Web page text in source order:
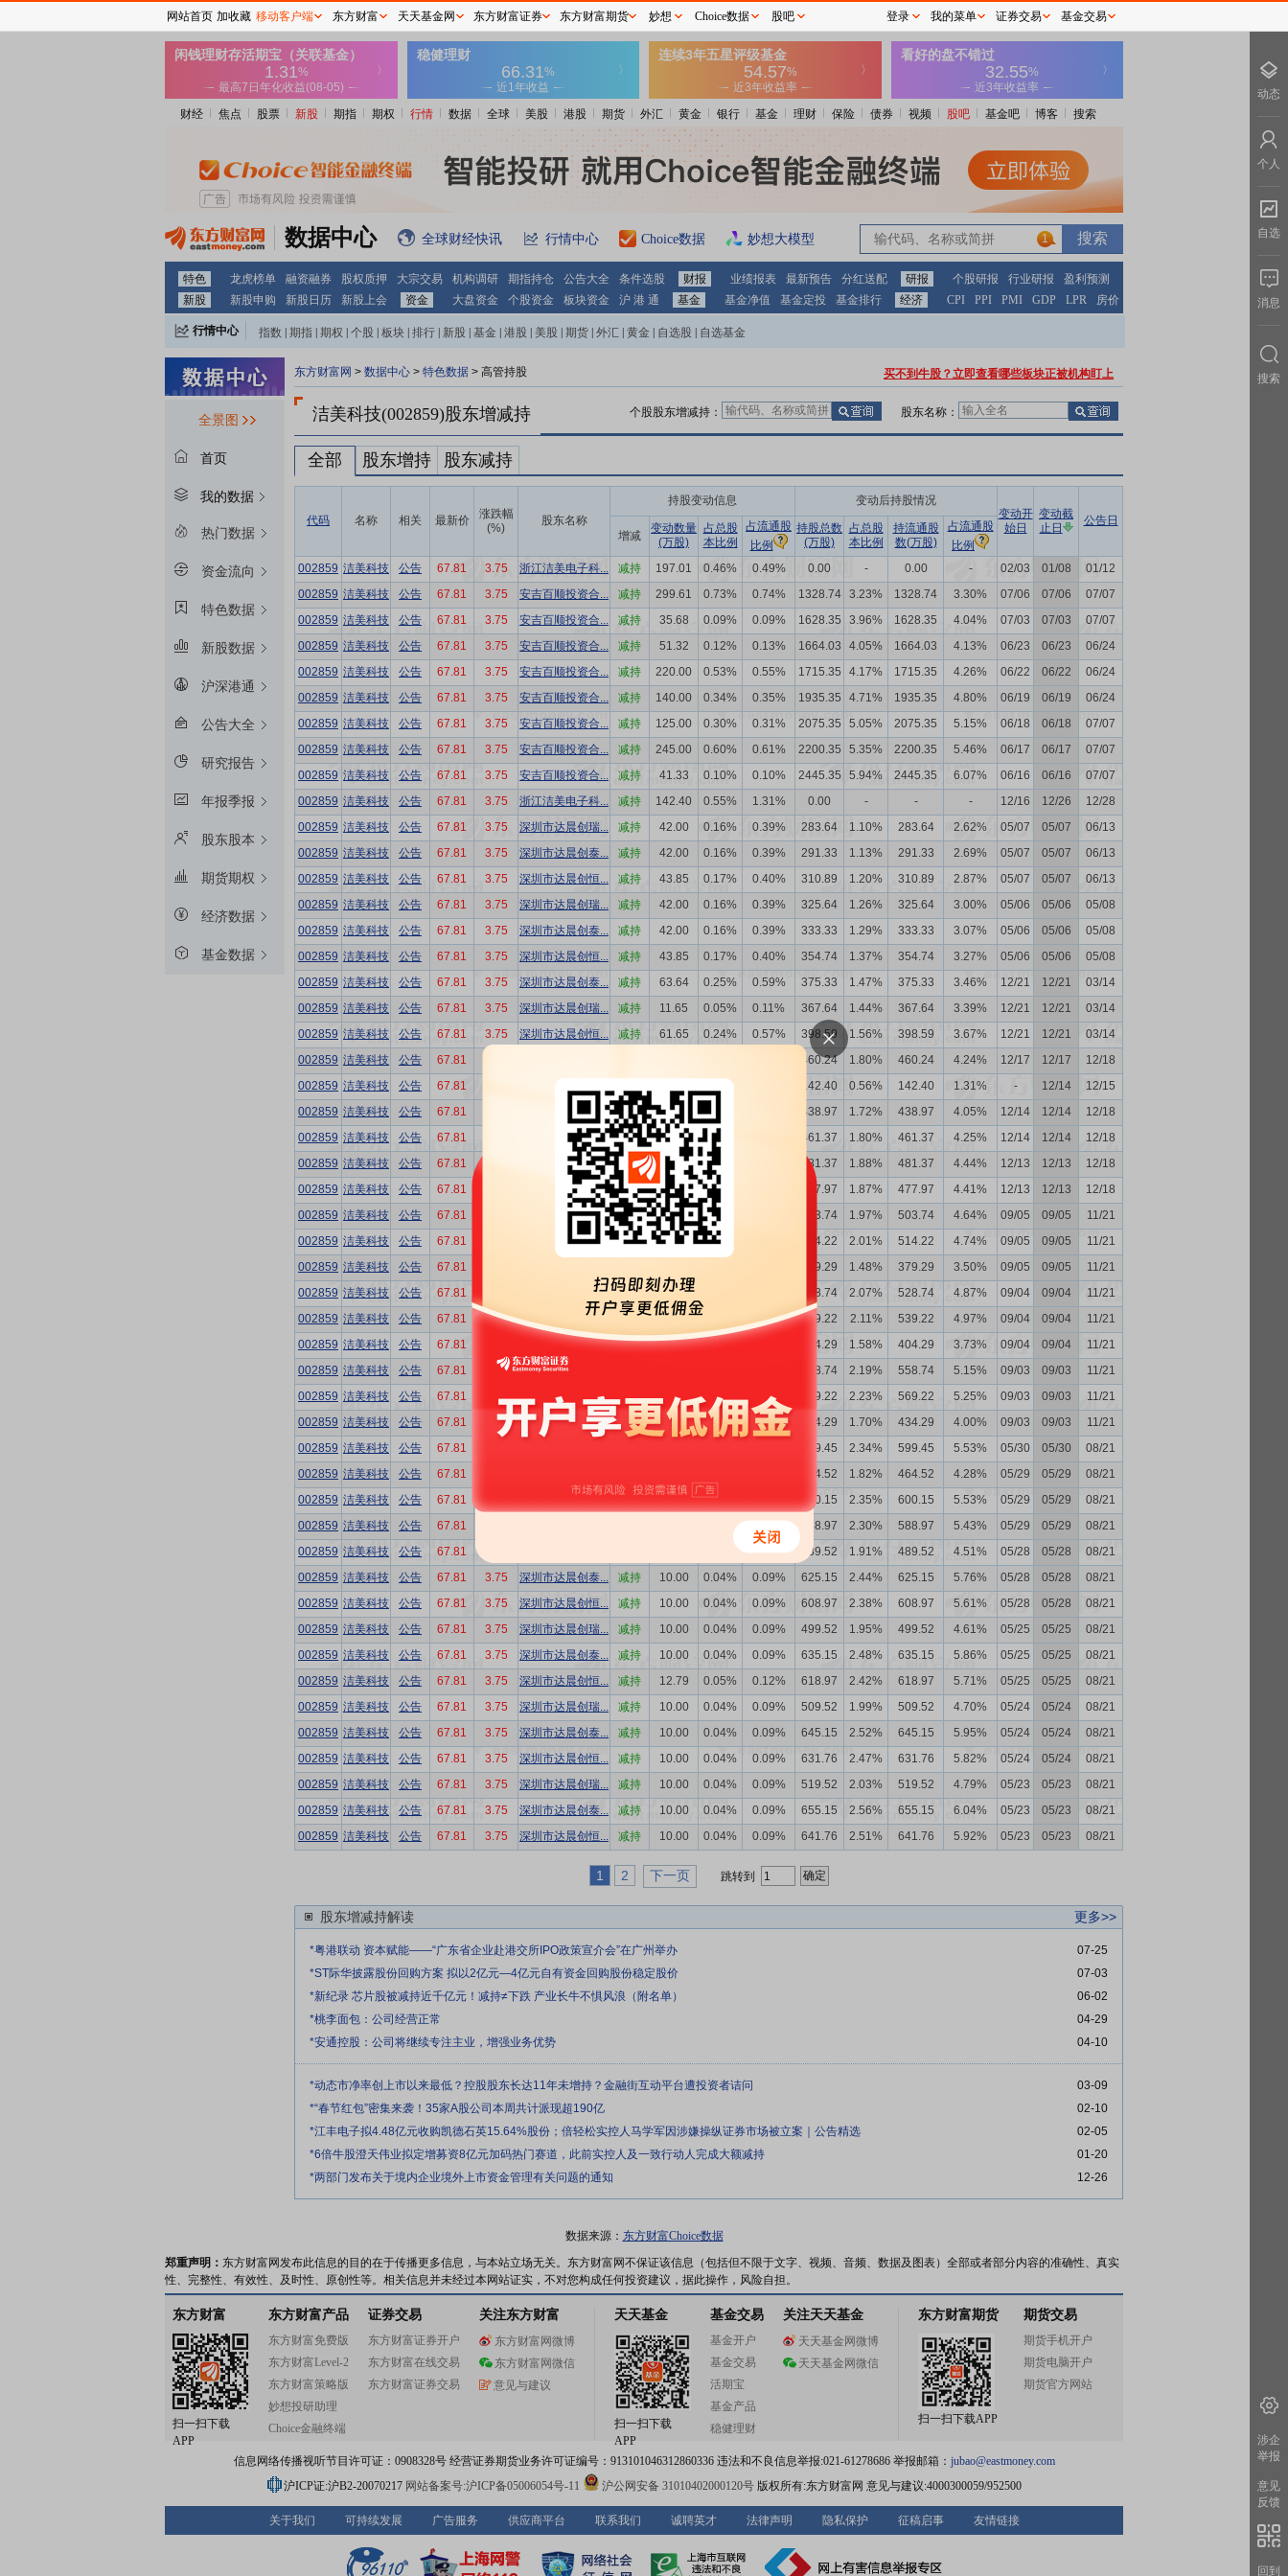
财经 焦点 股票 新股 期指 期权 行情 数据 全球 美股 港股 期货 外汇 黄金 银行 基金 理财 保险 债券 视频 股吧 基金吧 博客 搜索
数据中心 全球财经快讯 行情中心 Choice数据 妙想大模型 1
特色 龙虎榜单 融资融券 股权质押 大宗交易 机构调研 期指持仓 公告大全 条件选股 财报 业绩报表 最新预告 分红送配 研报 个股研报 行业研报
盈利预测
新股
新股申购 新股日历 新股上会 资金 大盘资金 个股资金 板块资金 沪 港 通 基金 基金净值 基金定投 基金排行 经济 CPI PPI PMI GDP LPR 房价
行情中心 指数 期指 期权 个股 板块 排行 新股 基金 港股 美股 期货 外汇 黄金 自选股 自选基金
全景图
首页
我的数据
热门数据
资金流向
特色数据
新股数据
沪深港通
公告大全
研究报告
年报季报
股东股本
期货期权
经济数据
基金数据
东方财富网 > 数据中心 > 特色数据 > 高管持股 买不到牛股？立即查看哪些板块正被机构盯上
洁美科技(002859)股东增减持 股东名称：
个股股东增减持：
全部 股东增持 股东减持
代码 名称 相关 最新价
涨跌幅
(%)
股东名称
持股变动信息
变动后持股情况
变动开
始日
变动截
止日
公告日
增减
变动数量
(万股)
占总股
本比例
占流通股
比例
持股总数
(万股)
占总股
本比例
持流通股
数(万股)
占流通股
比例
002859 洁美科技 公告 67.81 3.75 浙江洁美电子科... 减持 197.01 0.46% 0.49% 0.00 - 0.00 - 02/03 01/08
01/12
002859 洁美科技 公告 67.81 3.75 安吉百顺投资合... 减持 299.61 0.73% 0.74% 1328.74 3.23% 1328.74 3.30% 07/06 07/06
07/07
002859 洁美科技 公告 67.81 3.75 安吉百顺投资合... 减持 35.68 0.09% 0.09% 1628.35 3.96% 1628.35 4.04% 07/03 07/03
07/07
002859 洁美科技 公告 67.81 3.75 安吉百顺投资合... 减持 51.32 0.12% 0.13% 1664.03 4.05% 1664.03 4.13% 06/23 06/23
06/24
002859 洁美科技 公告 67.81 3.75 安吉百顺投资合... 减持 220.00 0.53% 0.55% 1715.35 4.17% 1715.35 4.26% 06/22 06/22
06/24
002859 洁美科技 公告 67.81 3.75 安吉百顺投资合... 减持 140.00 0.34% 0.35% 1935.35 4.71% 1935.35 4.80% 06/19 06/19
06/24
002859 洁美科技 公告 67.81 3.75 安吉百顺投资合... 减持 125.00 0.30% 0.31% 2075.35 5.05% 2075.35 5.15% 06/18 06/18
07/07
002859 洁美科技 公告 67.81 3.75 安吉百顺投资合... 减持 245.00 0.60% 0.61% 2200.35 5.35% 2200.35 5.46% 06/17 06/17
07/07
002859 洁美科技 公告 67.81 3.75 安吉百顺投资合... 减持 41.33 0.10% 0.10% 2445.35 5.94% 2445.35 6.07% 06/16 06/16
07/07
002859 洁美科技 公告 67.81 3.75 浙江洁美电子科... 减持 142.40 0.55% 1.31% 0.00 - - - 12/16 12/26
12/28
002859 洁美科技 公告 67.81 3.75 深圳市达晨创瑞... 减持 42.00 0.16% 0.39% 283.64 1.10% 283.64 2.62% 05/07 05/07
06/13
002859 洁美科技 公告 67.81 3.75 深圳市达晨创泰... 减持 42.00 0.16% 0.39% 291.33 1.13% 291.33 2.69% 05/07 05/07
06/13
002859 洁美科技 公告 67.81 3.75 深圳市达晨创恒... 减持 43.85 0.17% 0.40% 310.89 1.20% 310.89 2.87% 05/07 05/07
06/13
002859 洁美科技 公告 67.81 3.75 深圳市达晨创瑞... 减持 42.00 0.16% 0.39% 325.64 1.26% 325.64 3.00% 05/06 05/06
05/08
002859 洁美科技 公告 67.81 3.75 深圳市达晨创泰... 减持 42.00 0.16% 0.39% 333.33 1.29% 333.33 3.07% 05/06 05/06
05/08
002859 洁美科技 公告 67.81 3.75 深圳市达晨创恒... 减持 43.85 0.17% 0.40% 354.74 1.37% 354.74 3.27% 05/06 05/06
05/08
002859 洁美科技 公告 67.81 3.75 深圳市达晨创泰... 减持 63.64 0.25% 0.59% 375.33 1.47% 375.33 3.46% 12/21 12/21
03/14
002859 洁美科技 公告 67.81 3.75 深圳市达晨创瑞... 减持 11.65 0.05% 0.11% 367.64 1.44% 367.64 3.39% 12/21 12/21
03/14
002859 洁美科技 公告 67.81 3.75 深圳市达晨创恒... 减持 61.65 0.24% 0.57% 398.59 1.56% 398.59 3.67% 12/21 12/21
03/14
002859 洁美科技 公告 67.81 460.24 1.80% 460.24 4.24% 12/17 12/17
12/18
002859 洁美科技 公告 67.81 浙江洁美电子科... 0.56% 142.40 0.56% 142.40 1.31% - 12/14
12/15
002859 洁美科技 公告 67.81 深圳市达晨创泰... 减持 39.00 0.15% 438.97 1.72% 438.97 4.05% 12/14 12/14
12/18
002859 洁美科技 公告 67.81 深圳市达晨创恒... 减持 20.00 0.08% 461.37 1.80% 461.37 4.25% 12/14 12/14
12/18
002859 洁美科技 公告 67.81 深圳市达晨创恒... 减持 22.37 0.09% 481.37 1.88% 481.37 4.44% 12/13 12/13
12/18
002859 洁美科技 公告 67.81 深圳市达晨创泰... 减持 36.25 0.14% 477.97 1.87% 477.97 4.41% 12/13 12/13
12/18
002859 洁美科技 公告 67.81 深圳市达晨创恒... 减持 25.00 0.10% 503.74 1.97% 503.74 4.64% 09/05 09/05
11/21
002859 洁美科技 公告 67.81 深圳市达晨创泰... 减持 25.00 0.10% 514.22 2.01% 514.22 4.74% 09/05 09/05
11/21
002859 洁美科技 公告 67.81 379.29 1.48% 379.29 3.50% 09/05 09/05
11/21
002859 洁美科技 公告 67.81 深圳市达晨创恒... 减持 30.00 528.74 2.07% 528.74 4.87% 09/04 09/04
11/21
002859 洁美科技 公告 67.81 3.75 深圳市达晨创泰... 减持 30.00 0.28% 539.22 2.11% 539.22 4.97% 09/04 09/04
11/21
002859 洁美科技 公告 67.81 深圳市达晨创瑞... 减持 30.01 0.12% 404.29 1.58% 404.29 3.73% 09/04 09/04
11/21
002859 洁美科技 公告 67.81 3.75 深圳市达晨创恒... 558.74 2.19% 558.74 5.15% 09/03 09/03
11/21
002859 洁美科技 公告 67.81 3.75 深圳市达晨创泰... 减持 30.23 0.12% 0.28% 569.22 2.23% 569.22 5.25% 09/03 09/03
11/21
002859 洁美科技 公告 67.81 3.75 深圳市达晨创瑞... 减持 30.23 0.12% 0.28% 434.29 1.70% 434.29 4.00% 09/03 09/03
11/21
002859 洁美科技 公告 67.81 599.45 2.34% 599.45 5.53% 05/30 05/30
08/21
002859 洁美科技 公告 67.81 464.52 1.82% 464.52 4.28% 05/29 05/29
08/21
002859 洁美科技 公告 67.81 0.10% 600.15 2.35% 600.15 5.53% 05/29 05/29
08/21
002859 洁美科技 公告 67.81 0.08% 588.97 2.30% 588.97 5.43% 05/29 05/29
08/21
002859 洁美科技 公告 67.81 0.09% 489.52 1.91% 489.52 4.51% 05/28 05/28
08/21
002859 洁美科技 公告 67.81 3.75 深圳市达晨创泰... 减持 10.00 0.04% 0.09% 625.15 2.44% 625.15 5.76% 05/28 05/28
08/21
002859 洁美科技 公告 67.81 3.75 深圳市达晨创恒... 减持 10.00 0.04% 0.09% 608.97 2.38% 608.97 5.61% 05/28 05/28
08/21
002859 洁美科技 公告 67.81 3.75 深圳市达晨创瑞... 减持 10.00 0.04% 0.09% 499.52 1.95% 499.52 4.61% 05/25 05/25
08/21
002859 洁美科技 公告 67.81 3.75 深圳市达晨创泰... 减持 10.00 0.04% 0.09% 635.15 2.48% 635.15 5.86% 05/25 05/25
08/21
002859 洁美科技 公告 67.81 3.75 深圳市达晨创恒... 减持 12.79 0.05% 0.12% 618.97 2.42% 618.97 5.71% 05/25 05/25
08/21
002859 洁美科技 公告 67.81 3.75 深圳市达晨创瑞... 减持 10.00 0.04% 0.09% 509.52 1.99% 509.52 4.70% 05/24 05/24
08/21
002859 洁美科技 公告 67.81 3.75 深圳市达晨创泰... 减持 10.00 0.04% 0.09% 645.15 2.52% 645.15 5.95% 05/24 05/24
08/21
002859 洁美科技 公告 67.81 3.75 深圳市达晨创恒... 减持 10.00 0.04% 0.09% 631.76 2.47% 631.76 5.82% 05/24 05/24
08/21
002859 洁美科技 公告 67.81 3.75 深圳市达晨创瑞... 减持 10.00 0.04% 0.09% 519.52 2.03% 519.52 4.79% 05/23 05/23
08/21
002859 洁美科技 公告 67.81 3.75 深圳市达晨创泰... 减持 10.00 0.04% 0.09% 655.15 2.56% 655.15 6.04% 05/23 05/23
08/21
002859 洁美科技 公告 67.81 3.75 深圳市达晨创恒... 减持 10.00 0.04% 0.09% 641.76 2.51% 641.76 5.92% 05/23 05/23 08/21
1 2 下一页 跳转到
股东增减持解读 更多>>
*粤港联动 资本赋能——“广东省企业赴港交所IPO政策宣介会”在广州举办
07-25
*ST际华披露股份回购方案 拟以2亿元—4亿元自有资金回购股份稳定股价
07-03
*新纪录 芯片股被减持近千亿元！减持≠下跌 产业长牛不惧风浪（附名单）
06-02
*桃李面包：公司经营正常
04-29
*安通控股：公司将继续专注主业，增强业务优势
04-10
*动态市净率创上市以来最低？控股股东长达11年未增持？金融街互动平台遭投资者诘问
03-09
*“春节红包”密集来袭！35家A股公司本周共计派现超190亿
02-10
*江丰电子拟4.48亿元收购凯德石英15.64%股份；倍轻松实控人马学军因涉嫌操纵证券市场被立案｜公告精选
02-05
*6倍牛股澄天伟业拟定增募资8亿元加码热门赛道，此前实控人及一致行动人完成大额减持
01-20
*两部门发布关于境内企业境外上市资金管理有关问题的通知
12-26
数据来源： 东方财富Choice数据
郑重声明： 东方财富网发布此信息的目的在于传播更多信息，与本站立场无关。东方财富网不保证该信息（包括但不限于文字、视频、音频、数据及图表）全部或者部分内容的准确性、真实
性、完整性、有效性、及时性、原创性等。相关信息并未经过本网站证实，不对您构成任何投资建议，据此操作，风险自担。
东方财富
扫一扫下载
APP
东方财富产品
东方财富免费版
东方财富Level-2
东方财富策略版
妙想投研助理
Choice金融终端
证券交易
东方财富证券开户
东方财富在线交易
东方财富证券交易
关注东方财富
东方财富网微博
东方财富网微信
意见与建议
天天基金
扫一扫下载
APP
基金交易
基金开户
基金交易
活期宝
基金产品
稳健理财
关注天天基金
天天基金网微博
天天基金网微信
东方财富期货
扫一扫下载APP
期货交易
期货手机开户
期货电脑开户
期货官方网站
信息网络传播视听节目许可证：0908328号 经营证券期货业务许可证编号：913101046312860336 违法和不良信息举报:021-61278686 举报邮箱： jubao@eastmoney.com
沪ICP证:沪B2-20070217 网站备案号:沪ICP备05006054号-11 沪公网安备 31010402000120号版权所有:东方财富网 意见与建议:4000300059/952500
关于我们 可持续发展 广告服务 供应商平台 联系我们 诚聘英才 法律声明 隐私保护 征稿启事 友情链接
网站首页 加收藏 移动客户端 东方财富 天天基金网 东方财富证券 东方财富期货 妙想 Choice数据 股吧 登录 我的菜单 证券交易 基金交易
动态
个人
自选
消息
搜索
涉企
举报
意见
反馈
回到